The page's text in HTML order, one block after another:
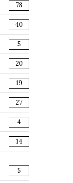
78
40
5
20
19
27
4
14
5